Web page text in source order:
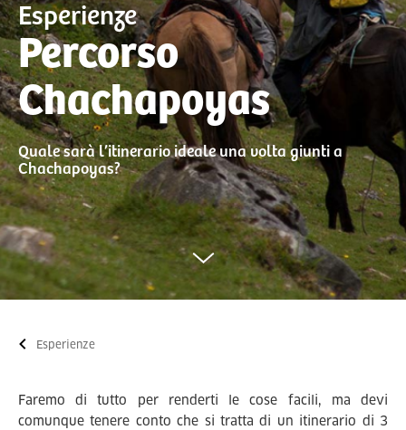
Esperienze
Percorso
Chachapoyas
Quale sarà l’itinerario ideale una volta giunti a
Chachapoyas?
Esperienze
Faremo di tutto per renderti le cose facili, ma devi
comunque tenere conto che si tratta di un itinerario di 3